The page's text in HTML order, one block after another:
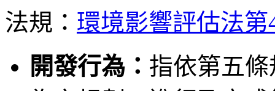
法規： 環境影響評估法第
開發行為： 指依第五